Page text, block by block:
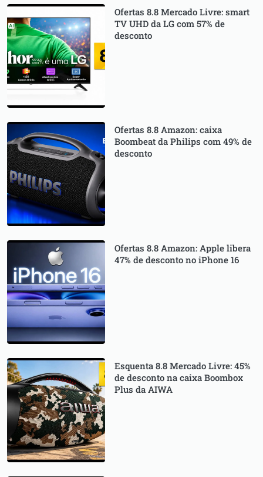
Ofertas 8.8 Mercado Livre: smart
TV UHD da LG com 57% de
desconto
Ofertas 8.8 Amazon: caixa
Boombeat da Philips com 49% de
desconto
Ofertas 8.8 Amazon: Apple libera
47% de desconto no iPhone 16
Esquenta 8.8 Mercado Livre: 45%
de desconto na caixa Boombox
Plus da AIWA